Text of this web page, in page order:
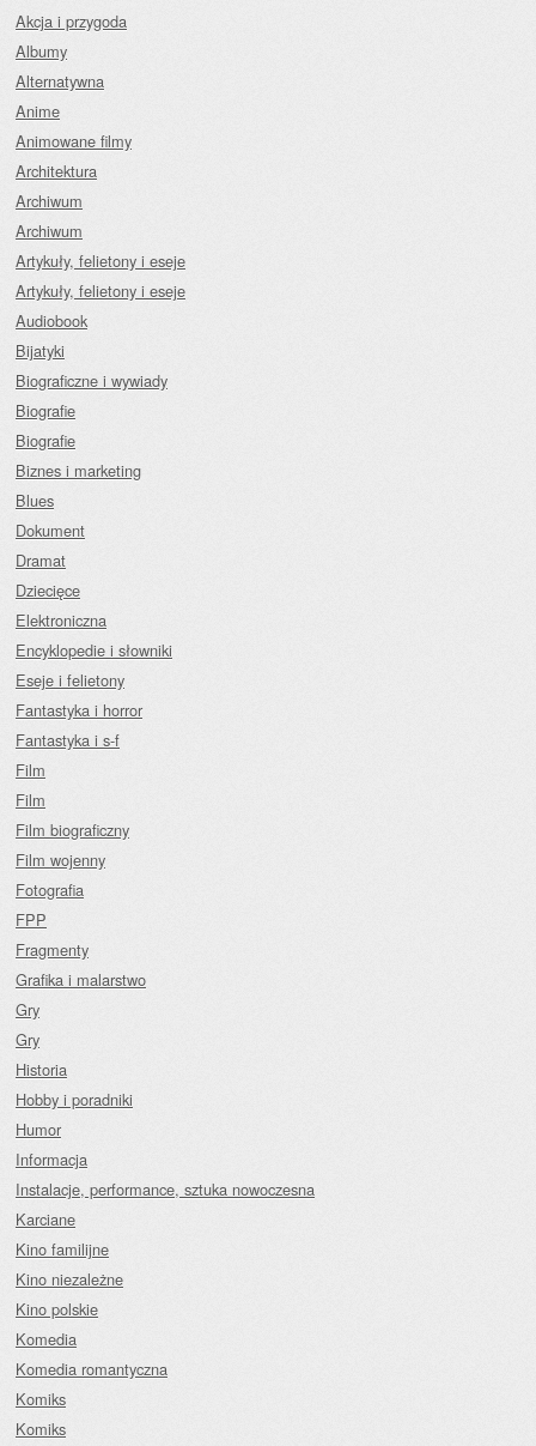
Akcja i przygoda
Albumy
Alternatywna
Anime
Animowane filmy
Architektura
Archiwum
Archiwum
Artykuły, felietony i eseje
Artykuły, felietony i eseje
Audiobook
Bijatyki
Biograficzne i wywiady
Biografie
Biografie
Biznes i marketing
Blues
Dokument
Dramat
Dziecięce
Elektroniczna
Encyklopedie i słowniki
Eseje i felietony
Fantastyka i horror
Fantastyka i s-f
Film
Film
Film biograficzny
Film wojenny
Fotografia
FPP
Fragmenty
Grafika i malarstwo
Gry
Gry
Historia
Hobby i poradniki
Humor
Informacja
Instalacje, performance, sztuka nowoczesna
Karciane
Kino familijne
Kino niezależne
Kino polskie
Komedia
Komedia romantyczna
Komiks
Komiks